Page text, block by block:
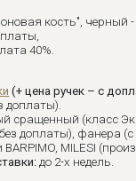
кость", черный
40%.
(+ цена ручек – с
доплаты).
сращенный (класс
доплаты), фанера (с
MILESI
до 2-х недель.